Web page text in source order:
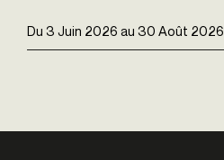
Du 3 Juin 2026 au 30 Août 2026